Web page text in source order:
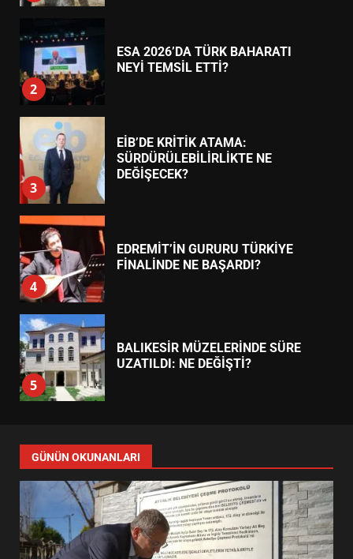
2
ESA 2026’DA TÜRK BAHARATI
NEYİ TEMSİL ETTİ?
3
EİB’DE KRİTİK ATAMA:
SÜRDÜRÜLEBİLİRLİKTE NE
DEĞİŞECEK?
4
EDREMİT’İN GURURU TÜRKİYE
FİNALİNDE NE BAŞARDI?
5
BALIKESİR MÜZELERİNDE SÜRE
UZATILDI: NE DEĞİŞTİ?
6
TURNUVASI KAYITLARI NEYİ
DEĞİŞTİRİYOR?
BURHANİYE BELEDİYESPOR’DA
YENİ YÖNETİM NASIL
GÜNÜN OKUNANLARI